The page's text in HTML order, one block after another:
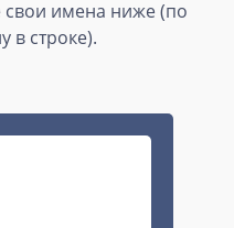
свои имена ниже (по
в строке).